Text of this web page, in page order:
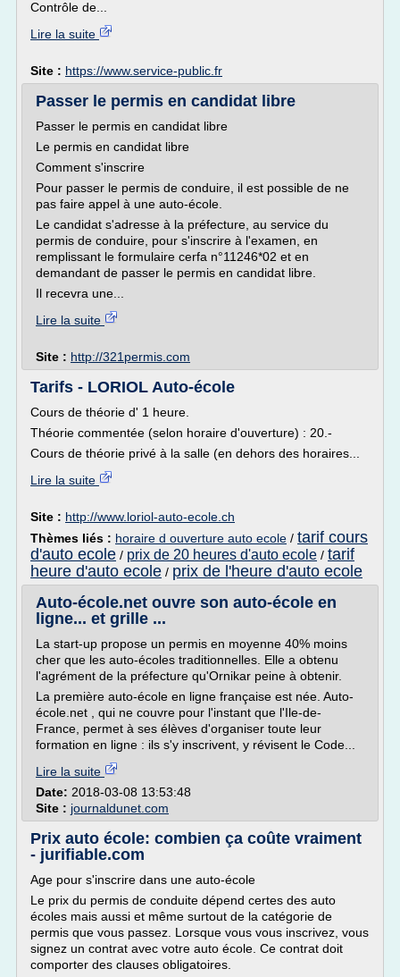
Contrôle de...
Lire la suite
Site : https://www.service-public.fr
Passer le permis en candidat libre
Passer le permis en candidat libre
Le permis en candidat libre
Comment s'inscrire
Pour passer le permis de conduire, il est possible de ne
pas faire appel à une auto-école.
Le candidat s'adresse à la préfecture, au service du
permis de conduire, pour s'inscrire à l'examen, en
remplissant le formulaire cerfa n°11246*02 et en
demandant de passer le permis en candidat libre.
Il recevra une...
Lire la suite
Site : http://321permis.com
Tarifs - LORIOL Auto-école
Cours de théorie d' 1 heure.
Théorie commentée (selon horaire d'ouverture) : 20.-
Cours de théorie privé à la salle (en dehors des horaires...
Lire la suite
Site : http://www.loriol-auto-ecole.ch
Thèmes liés : horaire d ouverture auto ecole / tarif cours
d'auto ecole / prix de 20 heures d'auto ecole / tarif
heure d'auto ecole / prix de l'heure d'auto ecole
Auto-école.net ouvre son auto-école en
ligne... et grille ...
La start-up propose un permis en moyenne 40% moins
cher que les auto-écoles traditionnelles. Elle a obtenu
l'agrément de la préfecture qu'Ornikar peine à obtenir.
La première auto-école en ligne française est née. Auto-
école.net , qui ne couvre pour l'instant que l'Ile-de-
France, permet à ses élèves d'organiser toute leur
formation en ligne : ils s'y inscrivent, y révisent le Code...
Lire la suite
Date: 2018-03-08 13:53:48
Site : journaldunet.com
Prix auto école: combien ça coûte vraiment
- jurifiable.com
Age pour s'inscrire dans une auto-école
Le prix du permis de conduite dépend certes des auto
écoles mais aussi et même surtout de la catégorie de
permis que vous passez. Lorsque vous vous inscrivez, vous
signez un contrat avec votre auto école. Ce contrat doit
comporter des clauses obligatoires.